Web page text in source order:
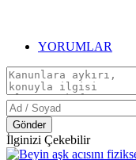
YORUMLAR
Gönder
İlginizi Çekebilir